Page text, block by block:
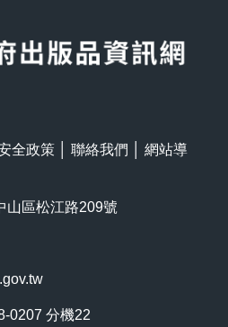
全政策 聯絡我們
網站導
山區松江路209號
0207 分機22